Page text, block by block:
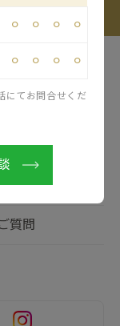
⚪︎ ⚪︎ ⚪︎ ⚪︎
⚪︎ ⚪︎ ⚪︎ ⚪︎
にてお問合せくだ
て
覧
質問